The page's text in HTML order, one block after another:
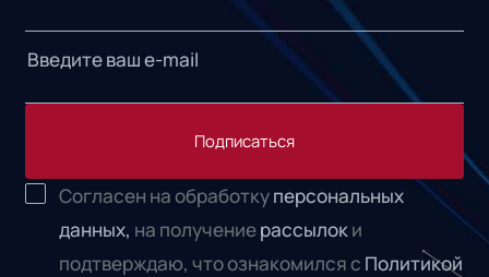
Подписаться
Согласен на обработкуперсональных
данных, на получениерассылоки
подтверждаю, что ознакомился с Политикой